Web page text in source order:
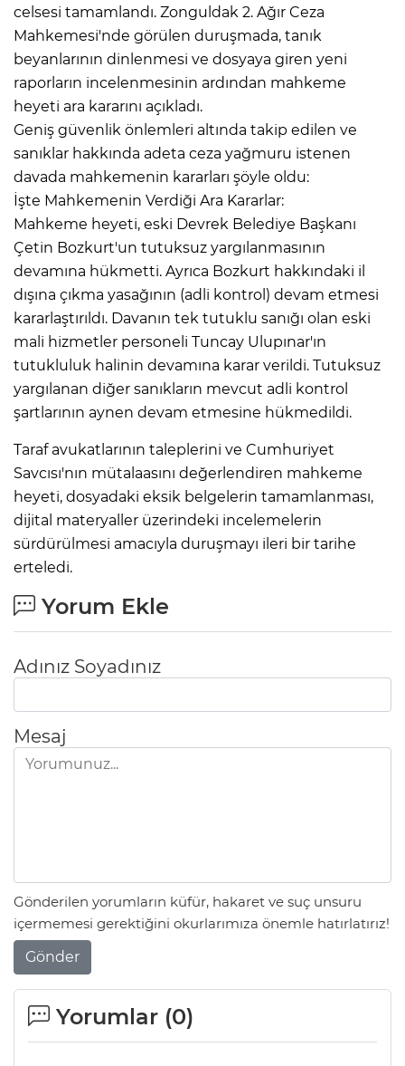
celsesi tamamlandı. Zonguldak 2. Ağır Ceza
Mahkemesi'nde görülen duruşmada, tanık
beyanlarının dinlenmesi ve dosyaya giren yeni
raporların incelenmesinin ardından mahkeme
heyeti ara kararını açıkladı.
Geniş güvenlik önlemleri altında takip edilen ve
sanıklar hakkında adeta ceza yağmuru istenen
davada mahkemenin kararları şöyle oldu:
İşte Mahkemenin Verdiği Ara Kararlar:
Mahkeme heyeti, eski Devrek Belediye Başkanı
Çetin Bozkurt'un tutuksuz yargılanmasının
devamına hükmetti. Ayrıca Bozkurt hakkındaki il
dışına çıkma yasağının (adli kontrol) devam etmesi
kararlaştırıldı. Davanın tek tutuklu sanığı olan eski
mali hizmetler personeli Tuncay Ulupınar'ın
tutukluluk halinin devamına karar verildi. Tutuksuz
yargılanan diğer sanıkların mevcut adli kontrol
şartlarının aynen devam etmesine hükmedildi.
Taraf avukatlarının taleplerini ve Cumhuriyet
Savcısı'nın mütalaasını değerlendiren mahkeme
heyeti, dosyadaki eksik belgelerin tamamlanması,
dijital materyaller üzerindeki incelemelerin
sürdürülmesi amacıyla duruşmayı ileri bir tarihe
erteledi.
Yorum Ekle
Adınız Soyadınız
Mesaj
Gönderilen yorumların küfür, hakaret ve suç unsuru
içermemesi gerektiğini okurlarımıza önemle hatırlatırız!
Gönder
Yorumlar (0)